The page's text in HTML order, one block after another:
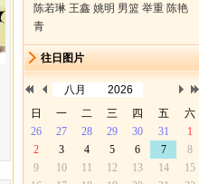
陈若琳 王鑫 姚明 男篮 举重 陈艳
青
往日图片